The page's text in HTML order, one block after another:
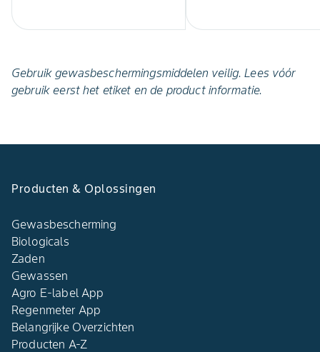
Gebruik gewasbeschermingsmiddelen veilig. Lees vóór
gebruik eerst het etiket en de product informatie.
Producten & Oplossingen
Gewasbescherming
Biologicals
Zaden
Gewassen
Agro E-label App
Regenmeter App
Belangrijke Overzichten
Producten A-Z